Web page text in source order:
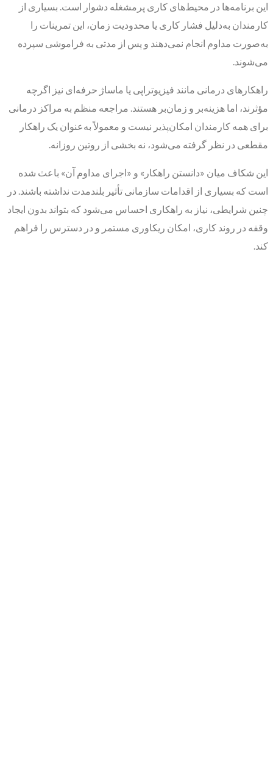
این برنامه‌ها در محیط‌های کاری پرمشغله دشوار است. بسیاری از
کارمندان به‌دلیل فشار کاری یا محدودیت زمان، این تمرینات را
به‌صورت مداوم انجام نمی‌دهند و پس از مدتی به فراموشی سپرده
می‌شوند.
راهکارهای درمانی مانند فیزیوتراپی یا ماساژ حرفه‌ای نیز اگرچه
مؤثرند، اما هزینه‌بر و زمان‌بر هستند. مراجعه منظم به مراکز درمانی
برای همه کارمندان امکان‌پذیر نیست و معمولاً به‌عنوان یک راهکار
مقطعی در نظر گرفته می‌شود، نه بخشی از روتین روزانه.
این شکاف میان «دانستن راهکار» و «اجرای مداوم آن» باعث شده
است که بسیاری از اقدامات سازمانی تأثیر بلندمدت نداشته باشند. در
چنین شرایطی، نیاز به راهکاری احساس می‌شود که بتواند بدون ایجاد
وقفه در روند کاری، امکان ریکاوری مستمر و در دسترس را فراهم
کند.